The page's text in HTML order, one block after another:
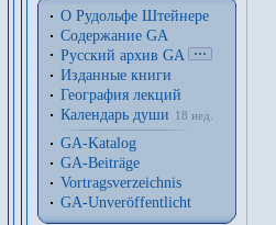
О Рудольфе Штейнере
Содержание GA
Русский архив GA
Изданные книги
География лекций
Календарь души
18 нед.
GA-Katalog
GA-Beiträge
Vortragsverzeichnis
GA-Unveröffentlicht